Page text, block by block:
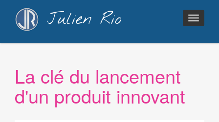
Julien Rio
La clé du lancement
d'un produit innovant